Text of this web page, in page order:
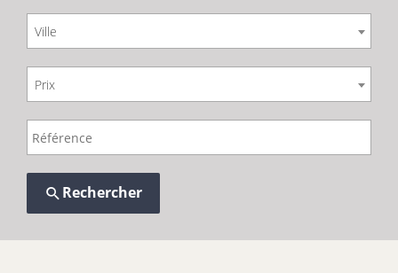
Ville
Prix
Rechercher